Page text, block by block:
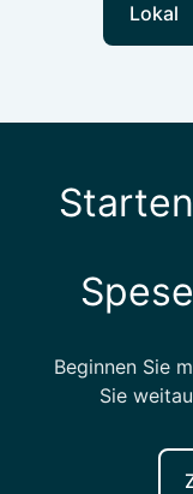
Lokal
Beginnen Sie
Sie